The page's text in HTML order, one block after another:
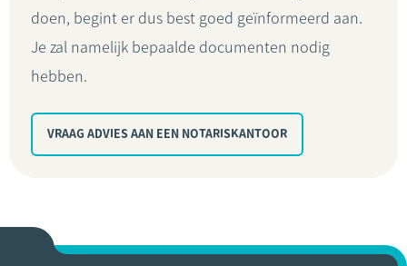
doen, begint er dus best goed geïnformeerd aan.
Je zal namelijk bepaalde documenten nodig
hebben.
VRAAG ADVIES AAN EEN NOTARISKANTOOR